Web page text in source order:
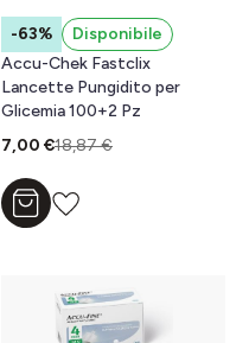
-63%
Disponibile
Accu-Chek Fastclix
Lancette Pungidito per
Glicemia 100+2 Pz
7,00 €18,87 €
Aggiungi al carrello